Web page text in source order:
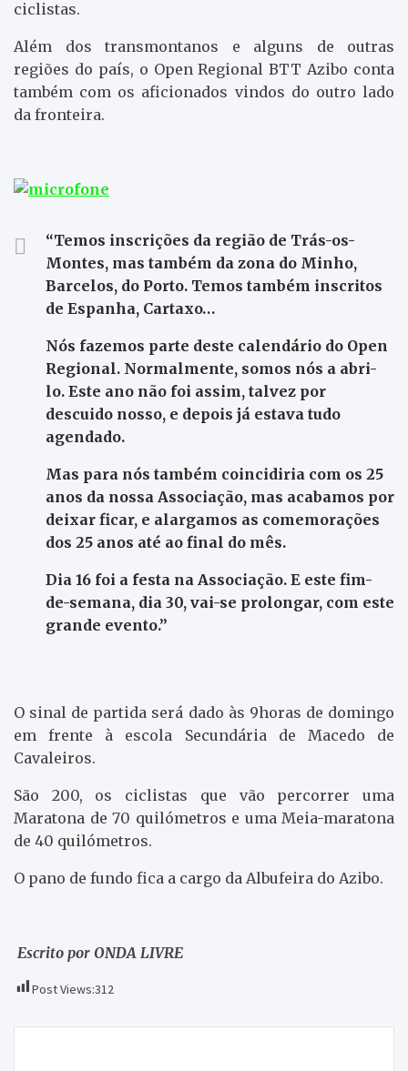
ciclistas.
Além dos transmontanos e alguns de outras
regiões do país, o Open Regional BTT Azibo conta
também com os aficionados vindos do outro lado
da fronteira.
“Temos inscrições da região de Trás-os-
Montes, mas também da zona do Minho,
Barcelos, do Porto. Temos também inscritos
de Espanha, Cartaxo…
Nós fazemos parte deste calendário do Open
Regional. Normalmente, somos nós a abri-
lo. Este ano não foi assim, talvez por
descuido nosso, e depois já estava tudo
agendado.
Mas para nós também coincidiria com os 25
anos da nossa Associação, mas acabamos por
deixar ficar, e alargamos as comemorações
dos 25 anos até ao final do mês.
Dia 16 foi a festa na Associação. E este fim-
de-semana, dia 30, vai-se prolongar, com este
grande evento.”
O sinal de partida será dado às 9horas de domingo
em frente à escola Secundária de Macedo de
Cavaleiros.
São 200, os ciclistas que vão percorrer uma
Maratona de 70 quilómetros e uma Meia-maratona
de 40 quilómetros.
O pano de fundo fica a cargo da Albufeira do Azibo.
Escrito por ONDA LIVRE
Post Views:312